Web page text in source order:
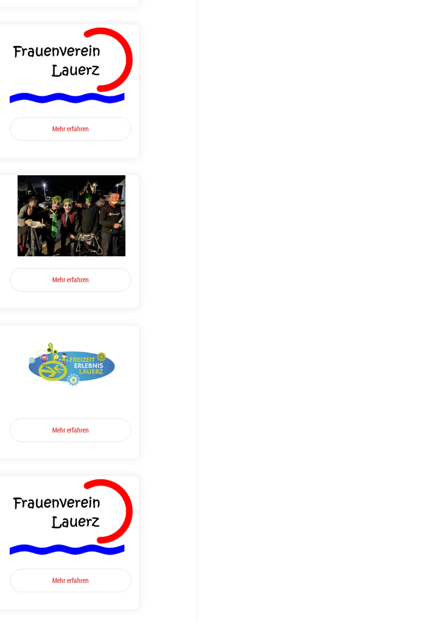
Mehr erfahren
Mehr erfahren
Mehr erfahren
Mehr erfahren